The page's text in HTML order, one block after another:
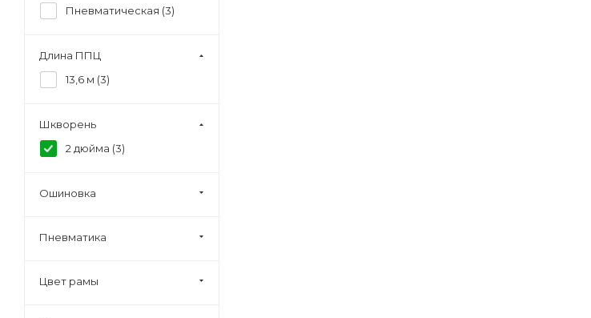
Пневматическая (3)
Длина ППЦ
13,6 м (3)
Шкворень
2 дюйма (3)
Ошиновка
Пневматика
Цвет рамы